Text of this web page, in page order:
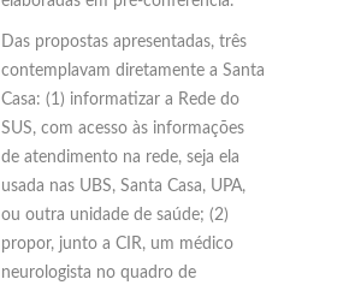
Das propostas apresentadas, três
contemplavam diretamente a Santa
Casa: (1) informatizar a Rede do
SUS, com acesso às informações
de atendimento na rede, seja ela
usada nas UBS, Santa Casa, UPA,
ou outra unidade de saúde; (2)
propor, junto a CIR, um médico
neurologista no quadro de